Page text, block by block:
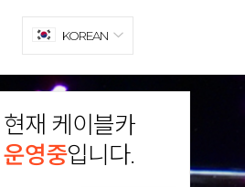
현재 케이블카
운영중입니다.
KOREAN